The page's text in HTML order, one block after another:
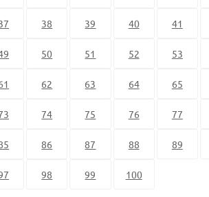
38 39 40 41
50 51 52 53
62 63 64 65
74 75 76 77
86 87 88 89
98 99 100